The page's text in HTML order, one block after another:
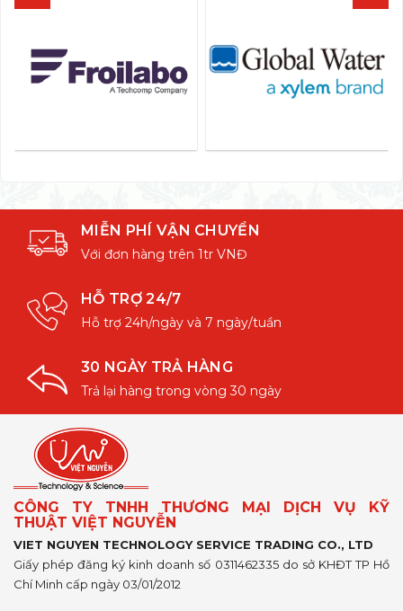
MIỄN PHÍ VẬN CHUYỂN
Với đơn hàng trên 1tr VNĐ
HỖ TRỢ 24/7
Hỗ trợ 24h/ngày và 7 ngày/tuần
30 NGÀY TRẢ HÀNG
Trả lại hàng trong vòng 30 ngày
CÔNG TY TNHH THƯƠNG MẠI DỊCH VỤ KỸ
THUẬT VIỆT NGUYỄN
VIET NGUYEN TECHNOLOGY SERVICE TRADING CO., LTD
Giấy phép đăng ký kinh doanh số 0311462335 do sở KHĐT TP Hồ
Chí Minh cấp ngày 03/01/2012